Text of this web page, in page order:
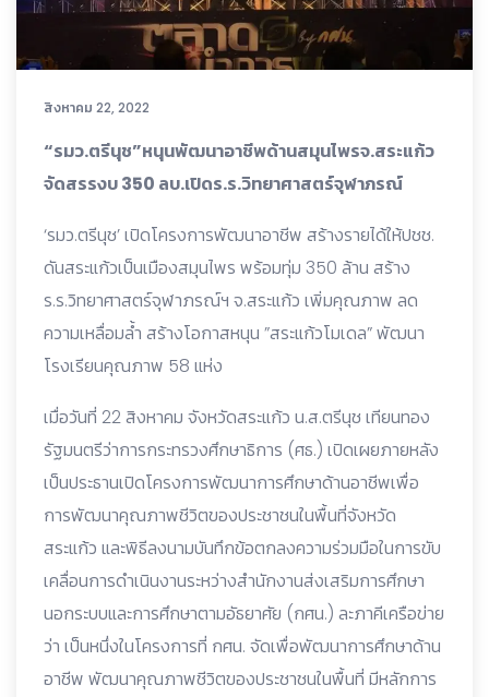
สิงหาคม 22, 2022
“รมว.ตรีนุช”หนุนพัฒนาอาชีพด้านสมุนไพรจ.สระแก้ว
จัดสรรงบ 350 ลบ.เปิดร.ร.วิทยาศาสตร์จุฬาภรณ์
‘รมว.ตรีนุช’ เปิดโครงการพัฒนาอาชีพ สร้างรายได้ให้ปชช.
ดันสระแก้วเป็นเมืองสมุนไพร พร้อมทุ่ม 350 ล้าน สร้าง
ร.ร.วิทยาศาสตร์จุฬาภรณ์ฯ จ.สระแก้ว เพิ่มคุณภาพ ลด
ความเหลื่อมล้ำ สร้างโอกาสหนุน ”สระแก้วโมเดล” พัฒนา
โรงเรียนคุณภาพ 58 แห่ง
เมื่อวันที่ 22 สิงหาคม จังหวัดสระแก้ว น.ส.ตรีนุช เทียนทอง
รัฐมนตรีว่าการกระทรวงศึกษาธิการ (ศธ.) เปิดเผยภายหลัง
เป็นประธานเปิดโครงการพัฒนาการศึกษาด้านอาชีพเพื่อ
การพัฒนาคุณภาพชีวิตของประชาชนในพื้นที่จังหวัด
สระแก้ว และพิธีลงนามบันทึกข้อตกลงความร่วมมือในการขับ
เคลื่อนการดำเนินงานระหว่างสำนักงานส่งเสริมการศึกษา
นอกระบบและการศึกษาตามอัธยาศัย (กศน.) ละภาคีเครือข่าย
ว่า เป็นหนึ่งในโครงการที่ กศน. จัดเพื่อพัฒนาการศึกษาด้าน
อาชีพ พัฒนาคุณภาพชีวิตของประชาชนในพื้นที่ มีหลักการ